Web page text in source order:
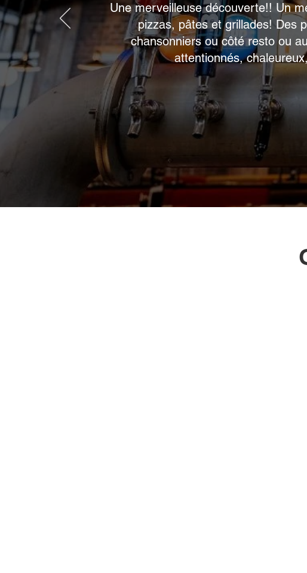
Une merveilleuse découverte!! Un
pizzas, pâtes et grillades! Des
chansonniers ou côté resto ou
attentionnés,